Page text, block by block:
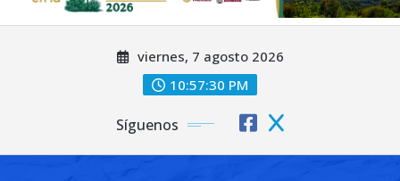
viernes, 7 agosto 2026
10:57:31 PM
Síguenos